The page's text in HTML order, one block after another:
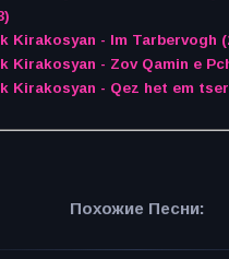
Kirakosyan - Im Tarbervogh
Kirakosyan - Zov Qamin e
Kirakosyan - Qez het em
Похожие Песни: